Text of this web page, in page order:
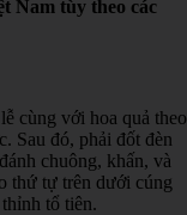
Nam tùy theo các
cùng với hoa quả theo
Sau đó, phải đốt đèn
chuông, khấn, và
thứ tự trên dưới cúng
tổ tiên.